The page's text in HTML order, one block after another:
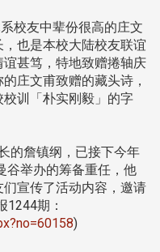
校友中辈份很高的庄文
也是本校大陆校友联谊
甚笃，特地致赠捲轴庆
庄文甫致赠的藏头诗，
训「朴实刚毅」的字
的詹镇纲，已接下今年
谷举办的筹备重任，他
宣传了活动内容，邀请
1244期：
)